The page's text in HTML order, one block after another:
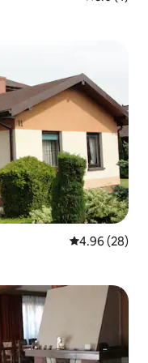
Calificación
4.96 (28)